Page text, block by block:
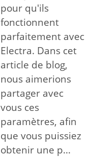
pour qu'ils
fonctionnent
parfaitement avec
Electra. Dans cet
article de blog,
nous aimerions
partager avec
vous ces
paramètres, afin
que vous puissiez
obtenir une p...